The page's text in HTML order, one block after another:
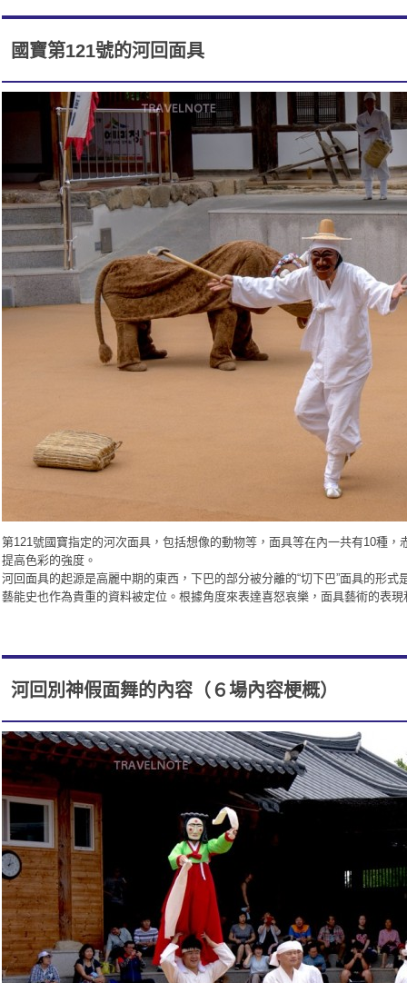
國寶第121號的河回面具
第121號國寶指定的河次面具，包括想像的動物等，面具等在內一共有10種
提高色彩的強度。
河回面具的起源是高麗中期的東西，下巴的部分被分離的“切下巴”面具的形
藝能史也作為貴重的資料被定位。根據角度來表達喜怒哀樂，面具藝術的表現
河回別神假面舞的內容（６場內容梗概）